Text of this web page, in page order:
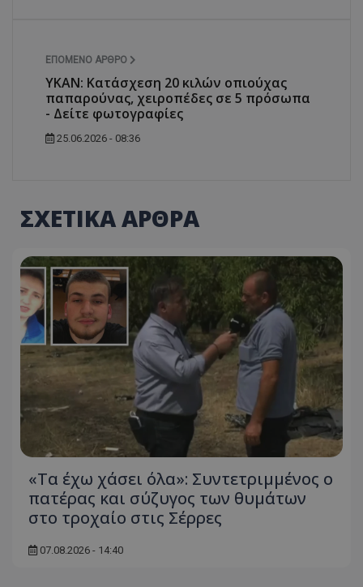
ΕΠΌΜΕΝΟ ΆΡΘΡΟ
ΥΚΑΝ: Κατάσχεση 20 κιλών οπιούχας
παπαρούνας, χειροπέδες σε 5 πρόσωπα
- Δείτε φωτογραφίες
25.06.2026 - 08:36
ΣΧΕΤΙΚΑ ΑΡΘΡΑ
«Τα έχω χάσει όλα»: Συντετριμμένος ο
πατέρας και σύζυγος των θυμάτων
στο τροχαίο στις Σέρρες
07.08.2026 - 14:40